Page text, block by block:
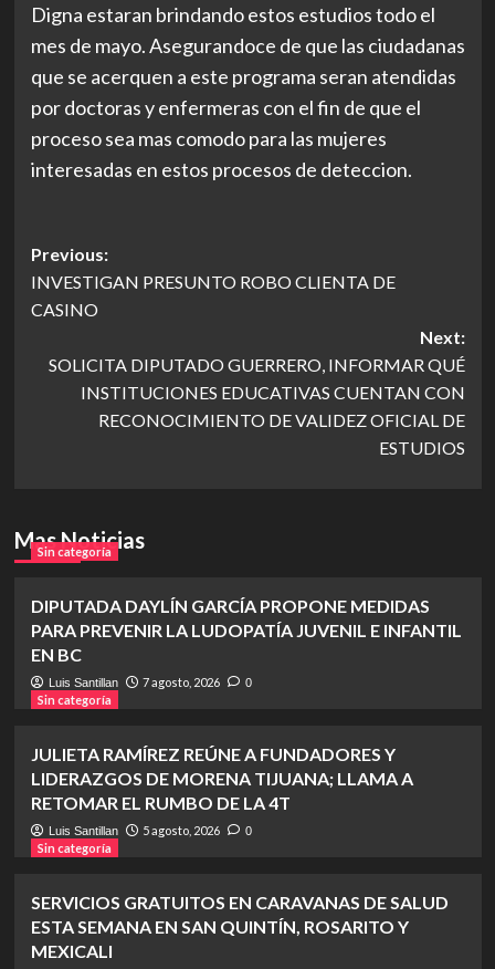
Digna estaran brindando estos estudios todo el
mes de mayo. Asegurandoce de que las ciudadanas
que se acerquen a este programa seran atendidas
por doctoras y enfermeras con el fin de que el
proceso sea mas comodo para las mujeres
interesadas en estos procesos de deteccion.
Post
navigation
Previous:
INVESTIGAN PRESUNTO ROBO CLIENTA DE
CASINO
Next:
SOLICITA DIPUTADO GUERRERO, INFORMAR QUÉ
INSTITUCIONES EDUCATIVAS CUENTAN CON
RECONOCIMIENTO DE VALIDEZ OFICIAL DE
ESTUDIOS
Mas Noticias
Sin categoría
DIPUTADA DAYLÍN GARCÍA PROPONE MEDIDAS
PARA PREVENIR LA LUDOPATÍA JUVENIL E INFANTIL
EN BC
Luis Santillan 7 agosto, 2026 0
Sin categoría
JULIETA RAMÍREZ REÚNE A FUNDADORES Y
LIDERAZGOS DE MORENA TIJUANA; LLAMA A
RETOMAR EL RUMBO DE LA 4T
Luis Santillan 5 agosto, 2026 0
Sin categoría
SERVICIOS GRATUITOS EN CARAVANAS DE SALUD
ESTA SEMANA EN SAN QUINTÍN, ROSARITO Y
MEXICALI